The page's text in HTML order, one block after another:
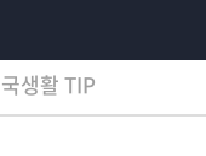
생활 TIP
생활 TIP